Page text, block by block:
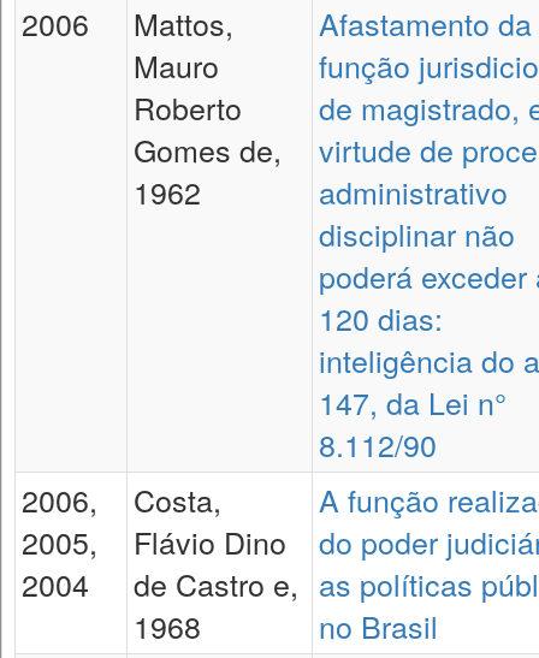
2006
Mattos,
Mauro
Roberto
Gomes de,
1962
Afastamento da
função
de magistrado,
virtude de
administrativo
disciplinar não
poderá exceder
120 dias:
inteligência do
147, da Lei n°
8.112/90
2006,
2005,
2004
Costa,
Flávio Dino
de Castro e,
1968
A função
do poder
as políticas
no Brasil